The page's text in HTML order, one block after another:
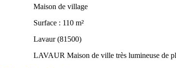
Maison de village
Surface : 110 m²
Lavaur (81500)
LAVAUR Maison de ville très lumineuse de